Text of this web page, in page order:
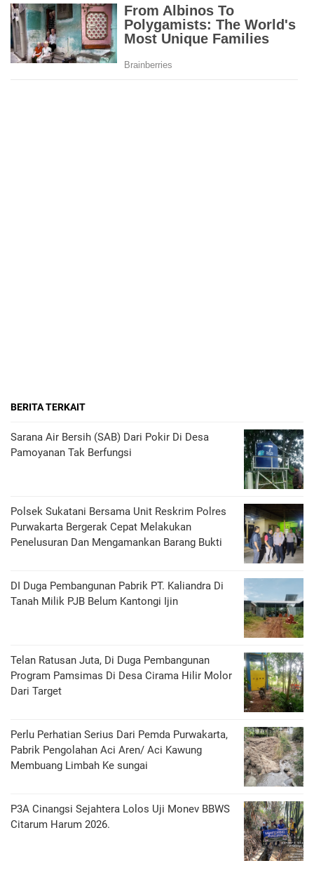
BERITA TERKAIT
Sarana Air Bersih (SAB) Dari Pokir Di Desa
Pamoyanan Tak Berfungsi
Polsek Sukatani Bersama Unit Reskrim Polres
Purwakarta Bergerak Cepat Melakukan
Penelusuran Dan Mengamankan Barang Bukti
DI Duga Pembangunan Pabrik PT. Kaliandra Di
Tanah Milik PJB Belum Kantongi Ijin
Telan Ratusan Juta, Di Duga Pembangunan
Program Pamsimas Di Desa Cirama Hilir Molor
Dari Target
Perlu Perhatian Serius Dari Pemda Purwakarta,
Pabrik Pengolahan Aci Aren/ Aci Kawung
Membuang Limbah Ke sungai
P3A Cinangsi Sejahtera Lolos Uji Monev BBWS
Citarum Harum 2026.